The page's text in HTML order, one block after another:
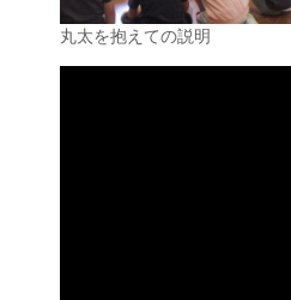
丸太を抱えての説明